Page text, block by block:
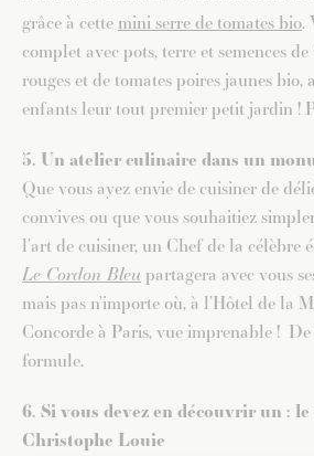
grâce à cette mini serre de tomates bio.
complet avec pots, terre et semences de
rouges et de tomates poires jaunes bio,
enfants leur tout premier petit jardin !
5. Un atelier culinaire dans un
Que vous ayez envie de cuisiner de
convives ou que vous souhaitiez
l’art de cuisiner, un Chef de la célèbre
Le Cordon Bleu partagera avec vous
mais pas n’importe où, à l’Hôtel de la
Concorde à Paris, vue imprenable !
formule.
6. Si vous devez en découvrir un :
Christophe Louie